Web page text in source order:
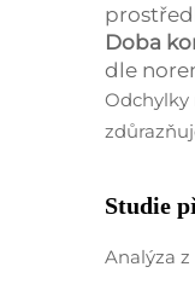
Doba
dle
Odchylky
Studie
Analýza